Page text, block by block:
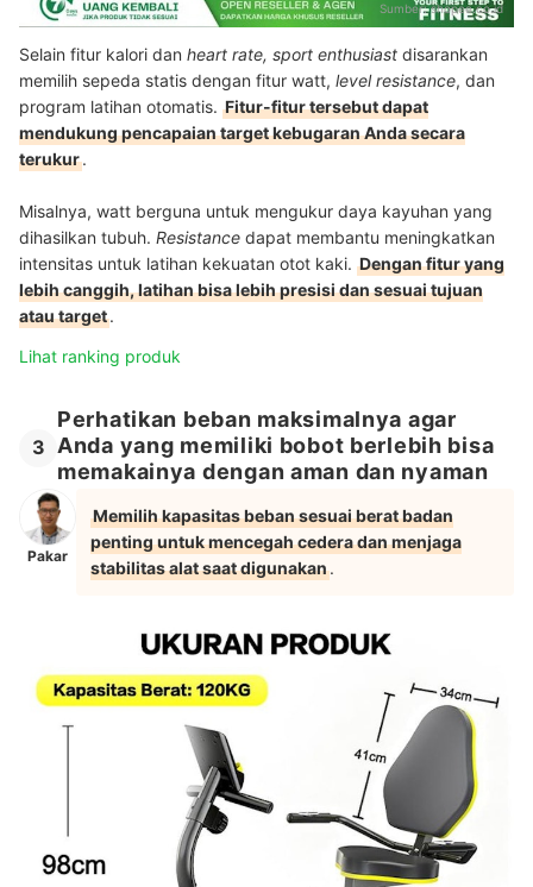
Sumber:shopee.co.id
Selain fitur kalori dan heart rate, sport enthusiast disarankan
memilih sepeda statis dengan fitur watt, level resistance, dan
program latihan otomatis. Fitur-fitur tersebut dapat
mendukung pencapaian target kebugaran Anda secara
terukur.
Misalnya, watt berguna untuk mengukur daya kayuhan yang
dihasilkan tubuh. Resistance dapat membantu meningkatkan
intensitas untuk latihan kekuatan otot kaki. Dengan fitur yang
lebih canggih, latihan bisa lebih presisi dan sesuai tujuan
atau target.
Lihat ranking produk
3
Perhatikan beban maksimalnya agar
Anda yang memiliki bobot berlebih bisa
memakainya dengan aman dan nyaman
Pakar
Memilih kapasitas beban sesuai berat badan
penting untuk mencegah cedera dan menjaga
stabilitas alat saat digunakan.